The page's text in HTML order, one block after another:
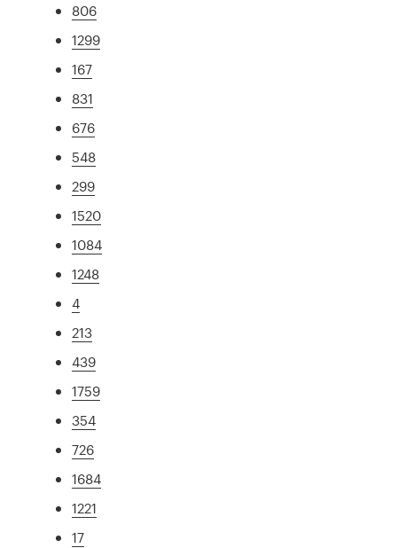
806
1299
167
831
676
548
299
1520
1084
1248
4
213
439
1759
354
726
1684
1221
17